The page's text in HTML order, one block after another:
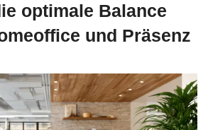
optimale Balance
und Präsenz